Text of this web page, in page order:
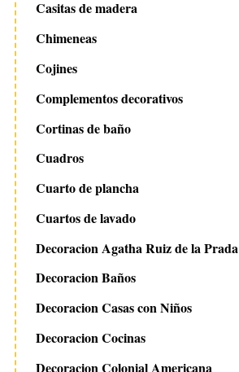
Casitas de madera
Chimeneas
Cojines
Complementos decorativos
Cortinas de baño
Cuadros
Cuarto de plancha
Cuartos de lavado
Decoracion Agatha Ruiz de la Prada
Decoracion Baños
Decoracion Casas con Niños
Decoracion Cocinas
Decoracion Colonial Americana